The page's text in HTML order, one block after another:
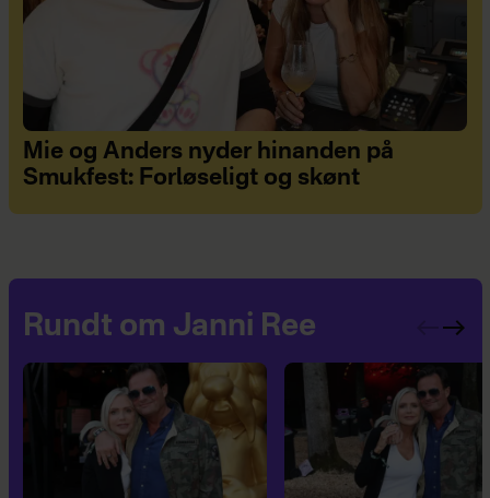
Mie og Anders nyder hinanden på
Smukfest: Forløseligt og skønt
Rundt om Janni Ree